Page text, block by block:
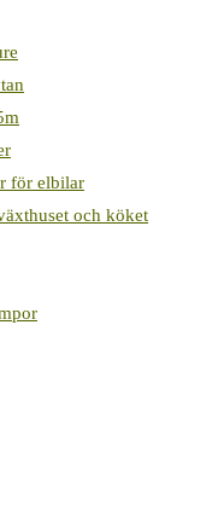
för elbilar
och köket